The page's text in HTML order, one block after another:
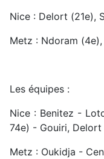
Nice : Delort (21e),
Metz : Ndoram (4e),
Les équipes :
Nice : Benitez -
74e) - Gouiri, Delort
Metz : Oukidja -